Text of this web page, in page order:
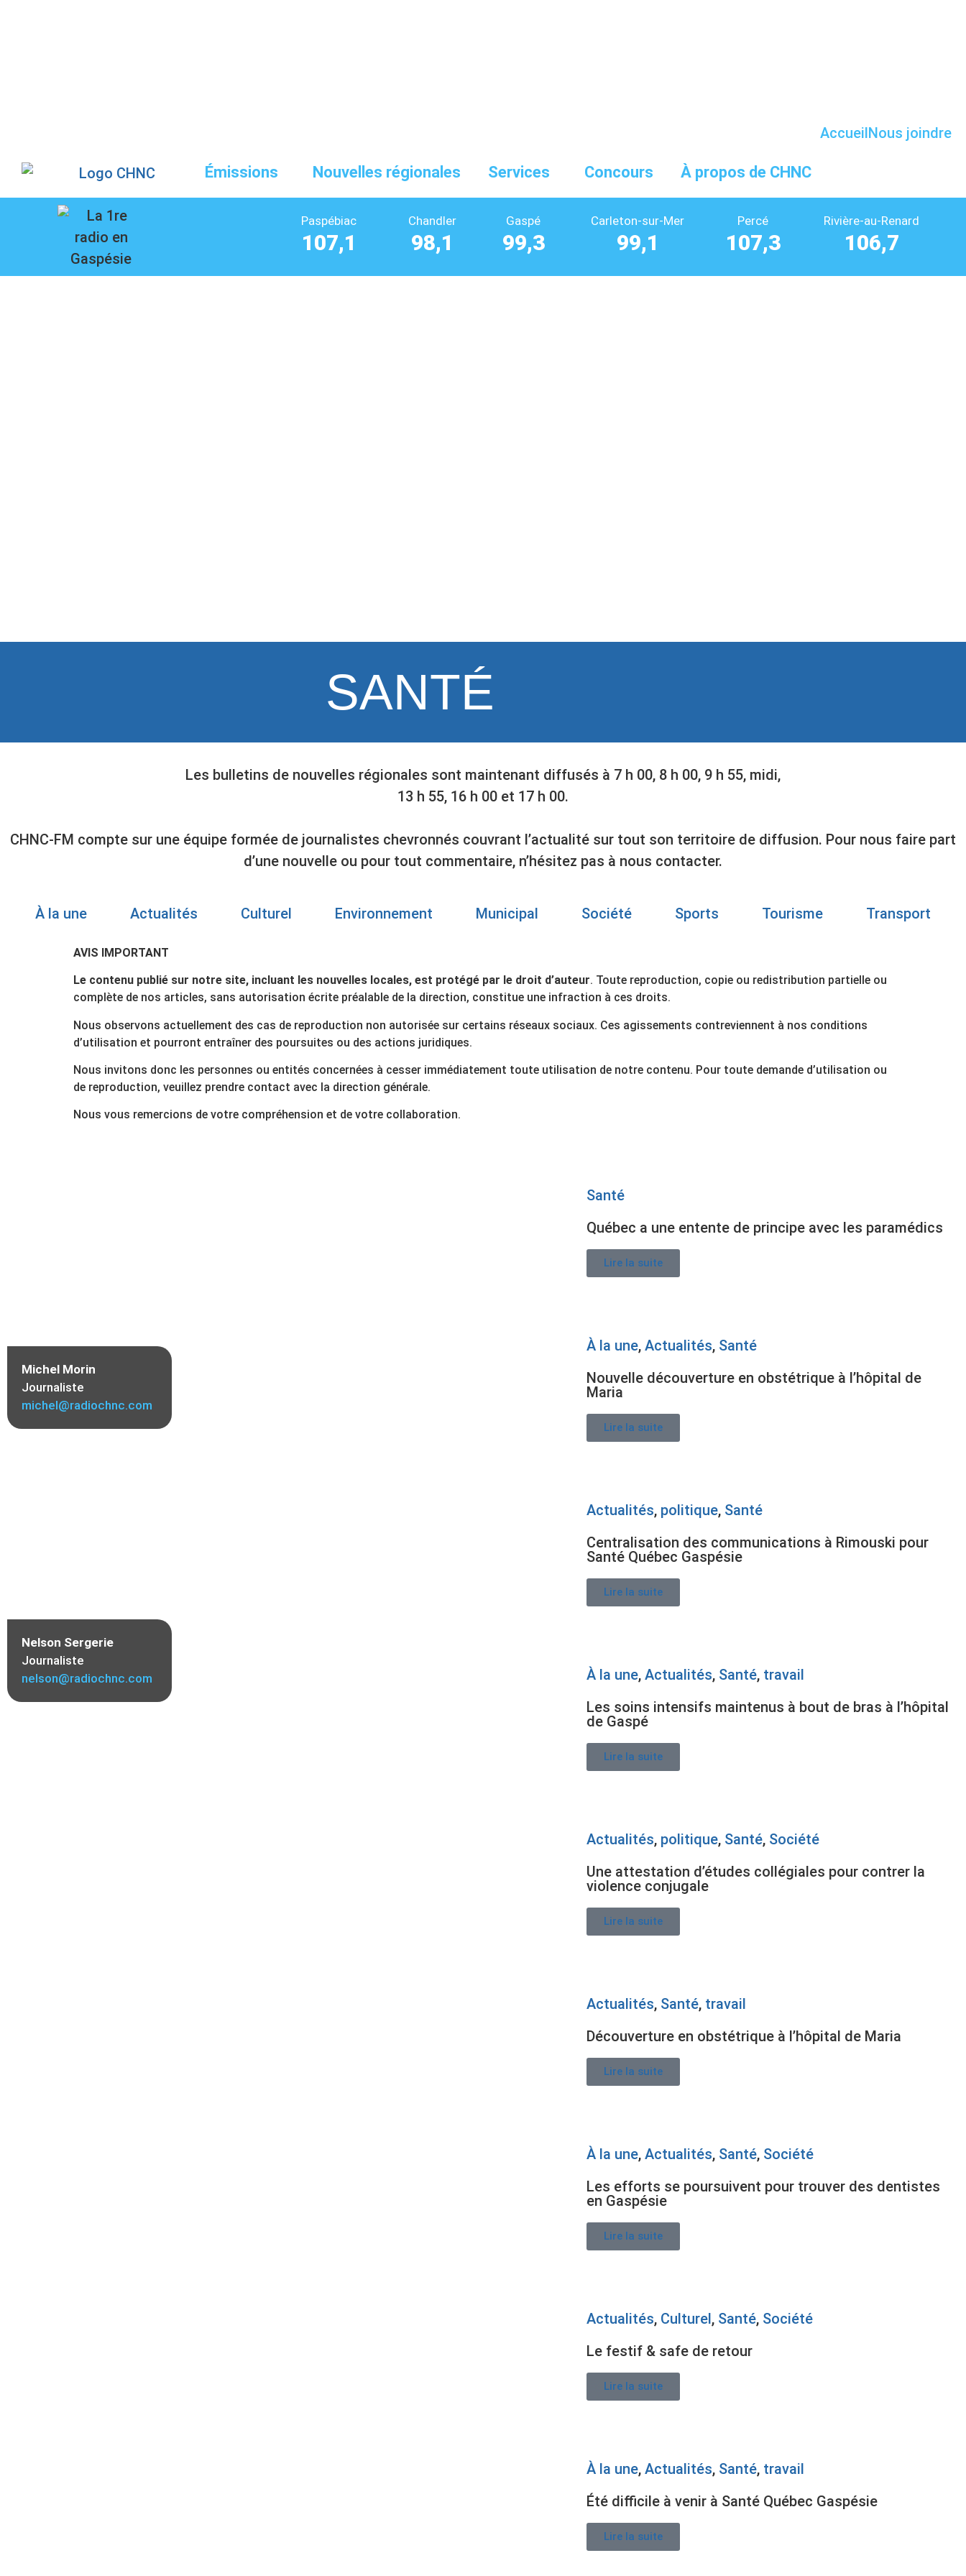
AccueilNous joindre
Émissions Nouvelles régionales Services Concours À propos de CHNC
Paspébiac
107,1
Chandler
98,1
Gaspé
99,3
Carleton-sur-Mer
99,1
Percé
107,3
Rivière-au-Renard
106,7
SANTÉ
Les bulletins de nouvelles régionales sont maintenant diffusés à 7 h 00, 8 h 00, 9 h 55, midi,
13 h 55, 16 h 00 et 17 h 00.
CHNC-FM compte sur une équipe formée de journalistes chevronnés couvrant l’actualité sur tout son territoire de diffusion. Pour nous faire part
d’une nouvelle ou pour tout commentaire, n’hésitez pas à nous contacter.
À la une Actualités Culturel Environnement Municipal Société Sports Tourisme Transport
AVIS IMPORTANT
Le contenu publié sur notre site, incluant les nouvelles locales, est protégé par le droit d’auteur. Toute reproduction, copie ou redistribution partielle ou
complète de nos articles, sans autorisation écrite préalable de la direction, constitue une infraction à ces droits.
Nous observons actuellement des cas de reproduction non autorisée sur certains réseaux sociaux. Ces agissements contreviennent à nos conditions
d’utilisation et pourront entraîner des poursuites ou des actions juridiques.
Nous invitons donc les personnes ou entités concernées à cesser immédiatement toute utilisation de notre contenu. Pour toute demande d’utilisation ou
de reproduction, veuillez prendre contact avec la direction générale.
Nous vous remercions de votre compréhension et de votre collaboration.
Michel Morin
Journaliste
michel@radiochnc.com
Nelson Sergerie
Journaliste
nelson@radiochnc.com
Santé
Québec a une entente de principe avec les paramédics
Lire la suite
À la une,Actualités, Santé
Nouvelle découverture en obstétrique à l’hôpital de
Maria
Lire la suite
Actualités, politique, Santé
Centralisation des communications à Rimouski pour
Santé Québec Gaspésie
Lire la suite
À la une,Actualités, Santé, travail
Les soins intensifs maintenus à bout de bras à l’hôpital
de Gaspé
Lire la suite
Actualités, politique, Santé, Société
Une attestation d’études collégiales pour contrer la
violence conjugale
Lire la suite
Actualités, Santé, travail
Découverture en obstétrique à l’hôpital de Maria
Lire la suite
À la une,Actualités, Santé, Société
Les efforts se poursuivent pour trouver des dentistes
en Gaspésie
Lire la suite
Actualités, Culturel, Santé, Société
Le festif & safe de retour
Lire la suite
À la une,Actualités, Santé, travail
Été difficile à venir à Santé Québec Gaspésie
Lire la suite